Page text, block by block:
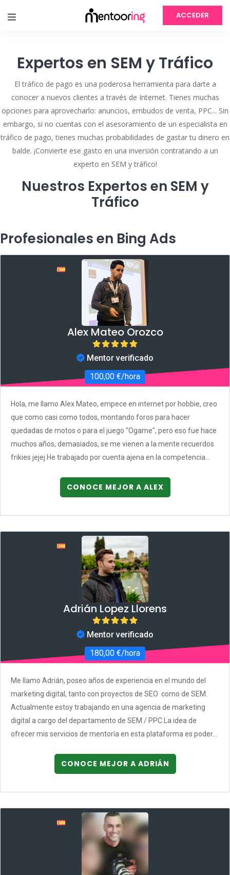
ACCEDER
Expertos en SEM y Tráfico
El tráfico de pago es una poderosa herramienta para darte a
conocer a nuevos clientes a través de Internet. Tienes muchas
opciones para aprovecharlo: anuncios, embudos de venta, PPC... Sin
embargo, si no cuentas con el asesoramiento de un especialista en
tráfico de pago, tienes muchas probabilidades de gastar tu dinero en
balde. ¡Convierte ese gasto en una inversión contratando a un
experto en SEM y tráfico!
Nuestros Expertos en SEM y
Tráfico
Profesionales en Bing Ads
Alex Mateo Orozco
Mentor verificado
100,00 €/hora
Hola, me llamo Alex Mateo, empece en internet por hobbie, creo
que como casi como todos, montando foros para hacer
quedadas de motos o para el juego "Ogame", pero eso fue hace
muchos años, demasiados, se me vienen a la mente recuerdos
frikies jejej He trabajado por cuenta ajena en la competencia...
CONOCE MEJOR A ALEX
Adrián Lopez Llorens
Mentor verificado
180,00 €/hora
Me llamo Adrián, poseo años de experiencia en el mundo del
marketing digital, tanto con proyectos de SEO como de SEM.
Actualmente estoy trabajando en una agencia de marketing
digital a cargo del departamento de SEM / PPC.La idea de
ofrecer mis servicios de mentoría en esta plataforma es poder...
CONOCE MEJOR A ADRIÁN